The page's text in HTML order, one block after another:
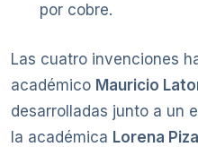
por cobre.
Las cuatro invenciones
académico Mauricio
desarrolladas junto a un
la académica Lorena